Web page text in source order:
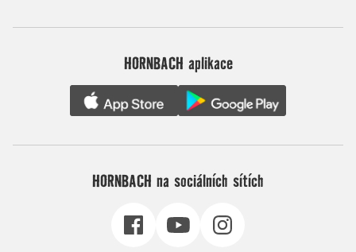
HORNBACH aplikace
HORNBACH na sociálních sítích